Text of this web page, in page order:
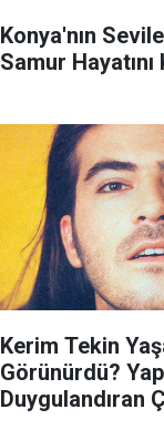
Konya'nın
Samur
Kerim Tekin
Görünürdü?
Duygulandıran